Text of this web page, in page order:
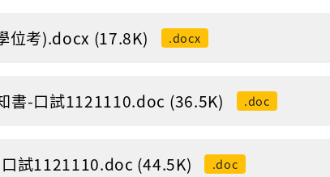
位考).docx (17.8K) .docx
書-口試1121110.doc (36.5K) .doc
試1121110.doc (44.5K) .doc